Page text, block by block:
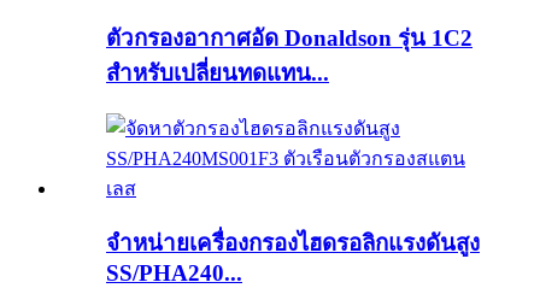
ตัวกรองอากาศอัด Donaldson รุ่น 1C2
สำหรับเปลี่ยนทดแทน...
จำหน่ายเครื่องกรองไฮดรอลิกแรงดันสูง
SS/PHA240...